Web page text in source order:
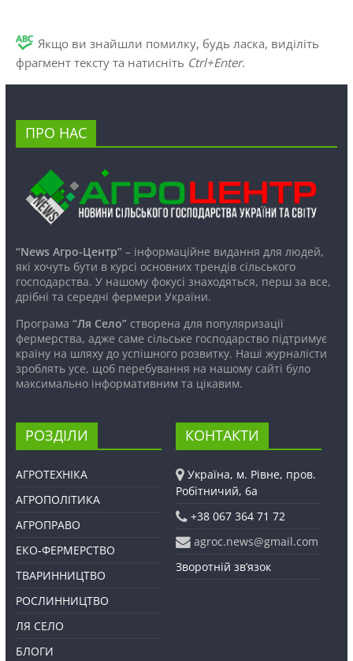
Якщо ви знайшли помилку, будь ласка, виділіть
фрагмент тексту та натисніть Ctrl+Enter.
ПРО НАС
“News Агро-Центр”– інформаційне видання для людей,
які хочуть бути в курсі основних трендів сільського
господарства. У нашому фокусі знаходяться, перш за все,
дрібні та середні фермери України.
Програма “Ля Село”створена для популяризації
фермерства, адже саме сільське господарство підтримує
країну на шляху до успішного розвитку. Наші журналісти
зроблять усе, щоб перебування на нашому сайті було
максимально інформативним та цікавим.
РОЗДІЛИ
АГРОТЕХНІКА
АГРОПОЛІТИКА
АГРОПРАВО
ЕКО-ФЕРМЕРСТВО
ТВАРИННИЦТВО
РОСЛИННИЦТВО
ЛЯ СЕЛО
БЛОГИ
КОНТАКТИ
Україна, м. Рівне, пров.
Робітничий, 6а
+38 067 364 71 72
agroc.news@gmail.com
Зворотній зв’язок